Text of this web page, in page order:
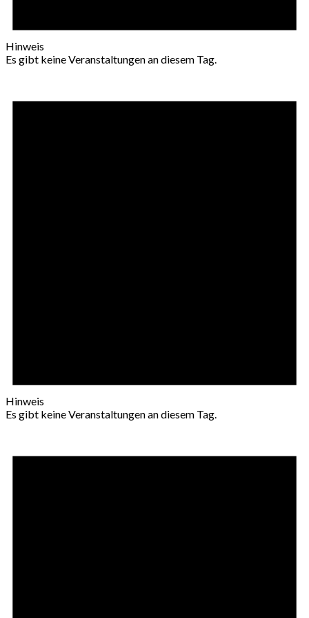
Hinweis
Es gibt keine Veranstaltungen an diesem Tag.
Hinweis
Es gibt keine Veranstaltungen an diesem Tag.